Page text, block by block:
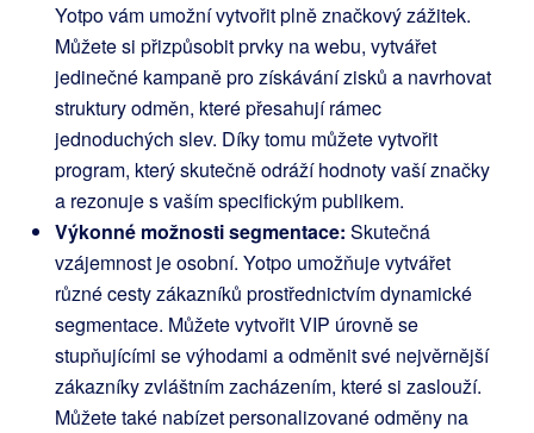
Yotpo vám umožní vytvořit plně značkový zážitek.
Můžete si přizpůsobit prvky na webu, vytvářet
jedinečné kampaně pro získávání zisků a navrhovat
struktury odměn, které přesahují rámec
jednoduchých slev. Díky tomu můžete vytvořit
program, který skutečně odráží hodnoty vaší značky
a rezonuje s vaším specifickým publikem.
Výkonné možnosti segmentace: Skutečná
vzájemnost je osobní. Yotpo umožňuje vytvářet
různé cesty zákazníků prostřednictvím dynamické
segmentace. Můžete vytvořit VIP úrovně se
stupňujícími se výhodami a odměnit své nejvěrnější
zákazníky zvláštním zacházením, které si zaslouží.
Můžete také nabízet personalizované odměny na